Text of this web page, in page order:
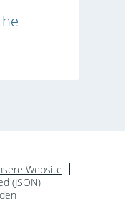
Website
(JSON)